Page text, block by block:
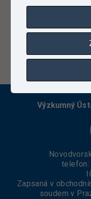
Výzkumný
telefon:
Zapsaná v
soudem v